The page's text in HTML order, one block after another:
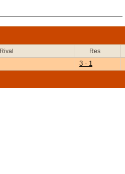
Rival Res
3 - 1